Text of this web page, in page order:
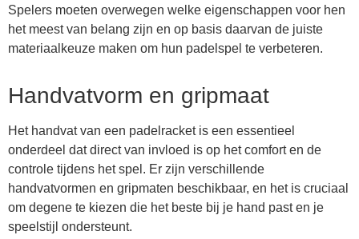
Spelers moeten overwegen welke eigenschappen voor hen
het meest van belang zijn en op basis daarvan de juiste
materiaalkeuze maken om hun padelspel te verbeteren.
Handvatvorm en gripmaat
Het handvat van een padelracket is een essentieel
onderdeel dat direct van invloed is op het comfort en de
controle tijdens het spel. Er zijn verschillende
handvatvormen en gripmaten beschikbaar, en het is cruciaal
om degene te kiezen die het beste bij je hand past en je
speelstijl ondersteunt.